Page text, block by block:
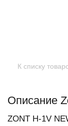
К списку
Описание
ZONT H-1V